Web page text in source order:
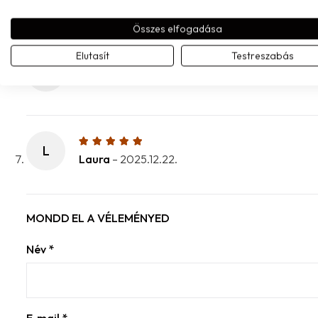
N
L
Laura – 2025.12.22.
MONDD EL A VÉLEMÉNYED
Név *
Összes elfogadása
Elutasít Testreszabás